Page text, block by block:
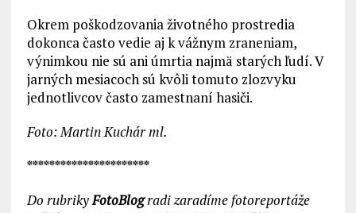
Okrem poškodzovania životného prostredia
dokonca často vedie aj k vážnym zraneniam,
výnimkou nie sú ani úmrtia najmä starých ľudí. V
jarných mesiacoch sú kvôli tomuto zlozvyku
jednotlivcov často zamestnaní hasiči.
Foto: Martin Kuchár ml.
**********************
Do rubrikyFotoBlogradi zaradíme fotoreportáže